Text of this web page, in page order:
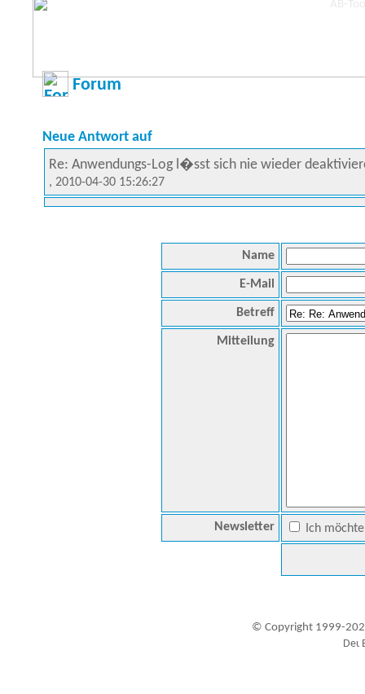
Forum
Neue Antwort auf
Re: Anwendungs-Log l�sst sich nie wieder
, 2010-04-30 15:26:27
Name
E-Mail
Betreff
Mitteilung
Newsletter Ich
© Copyright 1999-